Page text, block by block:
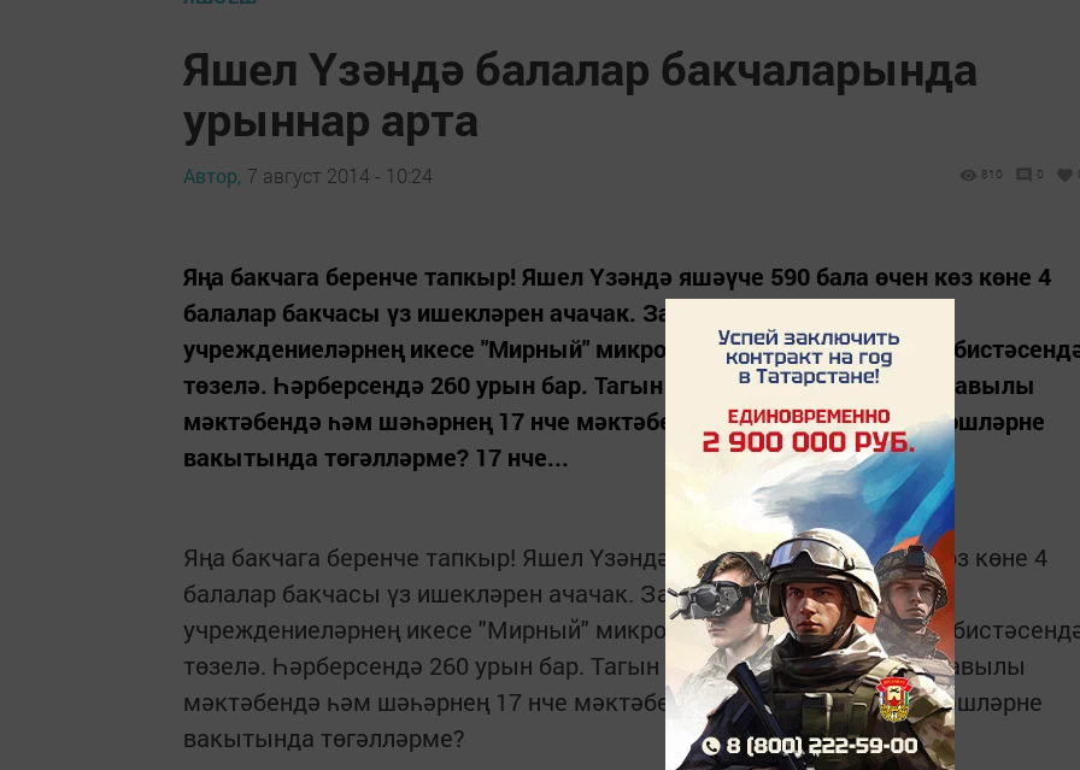
Яшел Үзәндә балалар бакчаларында
урыннар арта
Автор, 7 август 2014 - 10:24 810 0
Яңа бакчага беренче тапкыр! Яшел Үзәндә яшәүче 590 бала өчен көз көне 4
балалар бакчасы үз ишекләрен ачачак. Заманча мәктәпкәчә
учреждениеләрнең икесе "Мирный" микрорайонында һәм Осиново
төзелә. Һәрберсендә 260 урын бар. Тагын бакчалар Олы Карагуҗа авылы
мәктәбендә һәм шәһәрнең 17 нче мәктәбендә булачак. Төзүчеләр эшләрне
вакытында төгәлләрме? 17 нче...
Яңа бакчага беренче тапкыр! Яшел Үзәндә яшәүче 590 бала өчен көз көне 4
балалар бакчасы үз ишекләрен ачачак. Заманча мәктәпкәчә
учреждениеләрнең икесе "Мирный" микрорайонында һәм Осиново
төзелә. Һәрберсендә 260 урын бар. Тагын бакчалар Олы Карагуҗа авылы
мәктәбендә һәм шәһәрнең 17 нче мәктәбендә булачак. Төзүчеләр эшләрне
вакытында төгәлләрме?